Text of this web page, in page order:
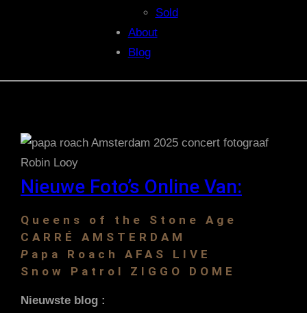
Sold
About
Blog
Nieuwe Foto’s Online Van:
Queens of the Stone Age
CARRÉ AMSTERDAM
P apa Roach AFAS LIVE
Snow Patrol ZIGGO DOME
Nieuwste blog :